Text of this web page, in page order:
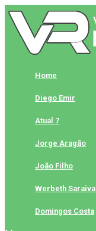
Skip
to
content
Home
Diego Emir
Atual 7
Jorge Aragão
João Filho
Werbeth Saraiva
Domingos Costa